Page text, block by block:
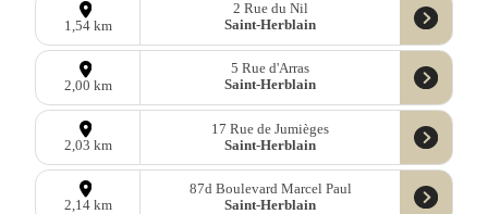
1,54 km
2 Rue du Nil
Saint-Herblain
2,00 km
5 Rue d'Arras
Saint-Herblain
2,03 km
17 Rue de Jumièges
Saint-Herblain
2,14 km
87d Boulevard Marcel Paul
Saint-Herblain